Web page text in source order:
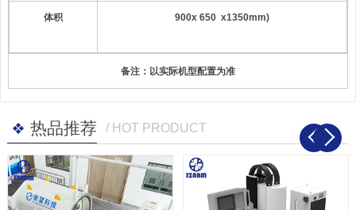
体积 900x 650 x1350mm)
备注：以实际机型配置为准
热品推荐 / HOT PRODUCT